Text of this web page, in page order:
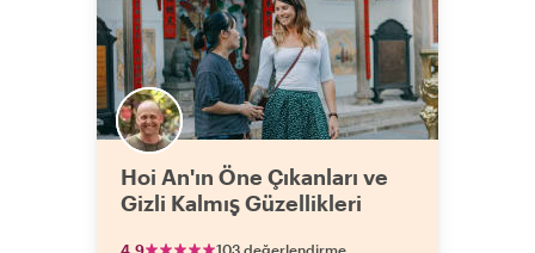
Hoi An'ın Öne Çıkanları ve
Gizli Kalmış Güzellikleri
4.9 103 değerlendirme